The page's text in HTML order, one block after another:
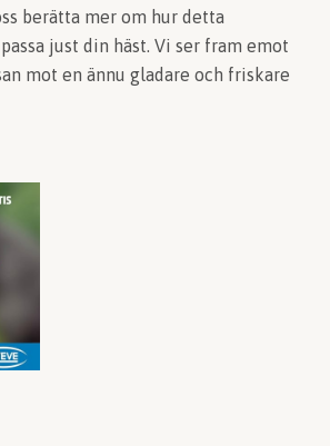
berätta mer om hur detta
just din häst. Vi ser fram emot
mot en ännu gladare och friskare